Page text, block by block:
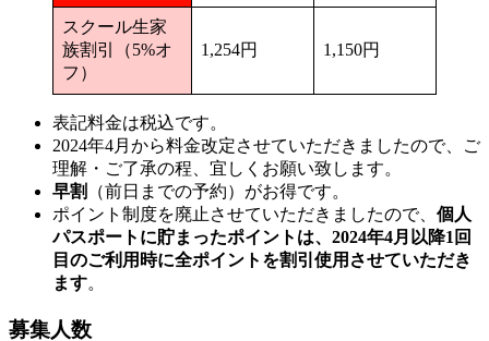
スクール生家
族割引（5%オ
フ）
1,254円 1,150円
表記料金は税込です。
2024年4月から料金改定させていただきましたので、ご
理解・ご了承の程、宜しくお願い致します。
早割
（前日までの予約）がお得です。
ポイント制度を廃止させていただきましたので、 個人
パスポートに貯まったポイントは、2024年4月以降1回
目のご利用時に全ポイントを割引使用させていただき
ます。
募集人数